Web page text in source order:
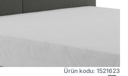
Ürün kodu: 1521623